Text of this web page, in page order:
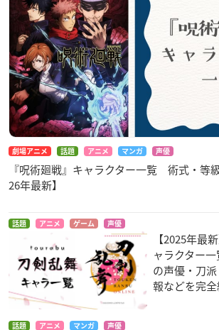
劇場アニメ 話題 アニメ マンガ 声優
『呪術廻戦』キャラクター一覧 術式・等
26年最新】
話題 アニメ ゲーム 声優
【2025年最
ャラクター
の声優・刀
報などを完
話題 アニメ マンガ 声優